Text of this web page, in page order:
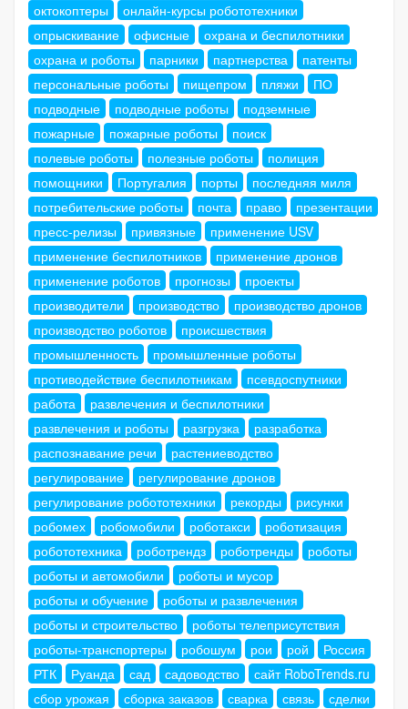
октокоптеры
онлайн-курсы робототехники
опрыскивание
офисные
охрана и беспилотники
охрана и роботы
парники партнерства
патенты
персональные роботы
пищепром пляжи
ПО
подводные
подводные роботы
подземные
пожарные
пожарные роботы
поиск
полевые роботы
полезные роботы
полиция
помощники
Португалия порты
последняя миля
потребительские роботы
почта право
презентации
пресс-релизы
привязные
применение USV
применение беспилотников
применение дронов
применение роботов
прогнозы
проекты
производители
производство
производство дронов
производство роботов
происшествия
промышленность
промышленные роботы
противодействие беспилотникам
псевдоспутники
работа
развлечения и беспилотники
развлечения и роботы
разгрузка
разработка
распознавание речи
растениеводство
регулирование
регулирование дронов
регулирование робототехники
рекорды
рисунки
робомех
робомобили роботакси
роботизация
робототехника
роботрендз роботренды
роботы
роботы и автомобили
роботы и мусор
роботы и обучение
роботы и развлечения
роботы и строительство
роботы телеприсутствия
роботы-транспортеры
робошум рои рой
Россия
РТК
Руанда сад садоводство
сайт RoboTrends.ru
сбор урожая
сборка заказов сварка связь
сделки